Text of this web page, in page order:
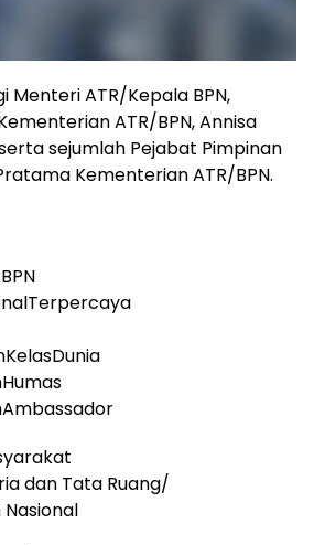
Menteri ATR/Kepala BPN,
ATR/BPN, Annisa
sejumlah Pejabat Pimpinan
Kementerian ATR/BPN.
dan Tata Ruang/